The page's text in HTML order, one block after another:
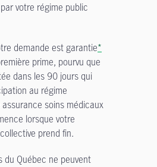
votre régime public
demande est garantie*
prime, pourvu que
dans les 90 jours qui
au régime
soins médicaux
lorsque votre
prend fin.
du Québec ne peuvent